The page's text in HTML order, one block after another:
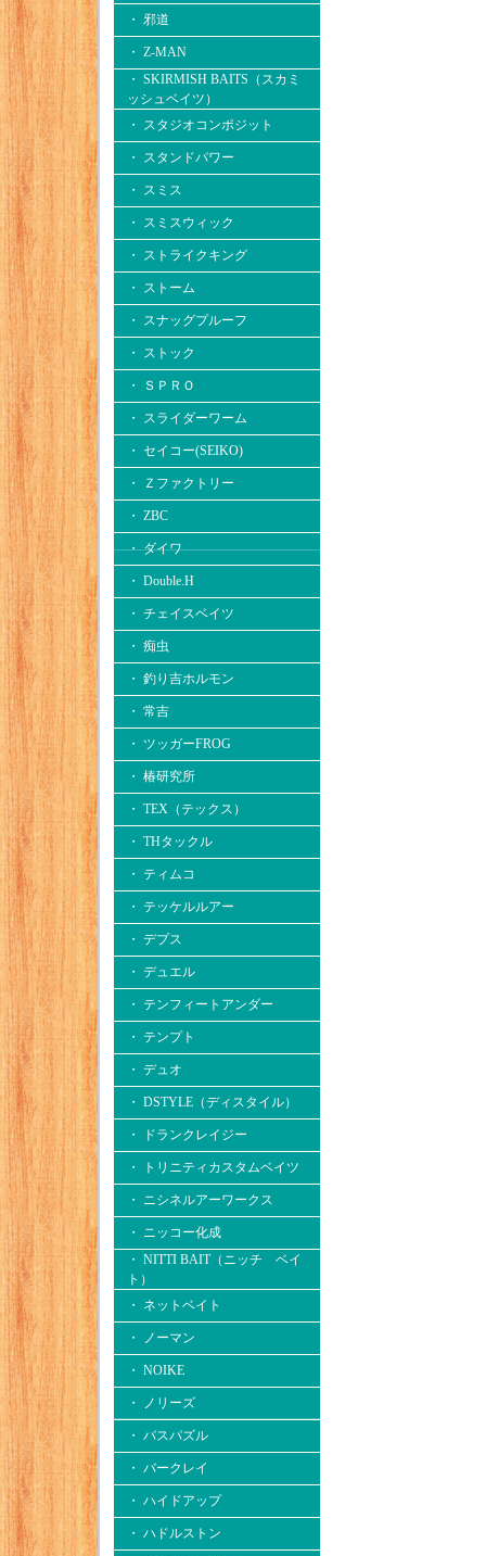
・ 邪道
・ Z-MAN
・ SKIRMISH BAITS（スカミ
ッシュベイツ）
・ スタジオコンポジット
・ スタンドパワー
・ スミス
・ スミスウィック
・ ストライクキング
・ ストーム
・ スナッグプルーフ
・ ストック
・ ＳＰＲＯ
・ スライダーワーム
・ セイコー(SEIKO)
・ Ｚファクトリー
・ ZBC
・ ダイワ
・ Double.H
・ チェイスベイツ
・ 痴虫
・ 釣り吉ホルモン
・ 常吉
・ ツッガーFROG
・ 椿研究所
・ TEX（テックス）
・ THタックル
・ ティムコ
・ テッケルルアー
・ デプス
・ デュエル
・ テンフィートアンダー
・ テンプト
・ デュオ
・ DSTYLE（ディスタイル）
・ ドランクレイジー
・ トリニティカスタムベイツ
・ ニシネルアーワークス
・ ニッコー化成
・ NITTI BAIT（ニッチ ベイ
ト）
・ ネットベイト
・ ノーマン
・ NOIKE
・ ノリーズ
・ バスパズル
・ バークレイ
・ ハイドアップ
・ ハドルストン